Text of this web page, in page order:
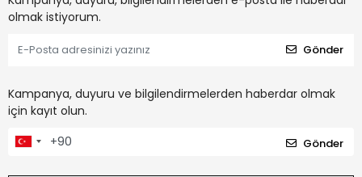
olmak istiyorum.
Gönder
Kampanya, duyuru ve bilgilendirmelerden haberdar olmak
için kayıt olun.
Gönder